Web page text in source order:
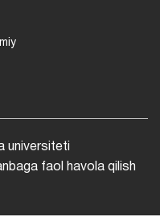
universiteti
faol havola qilish